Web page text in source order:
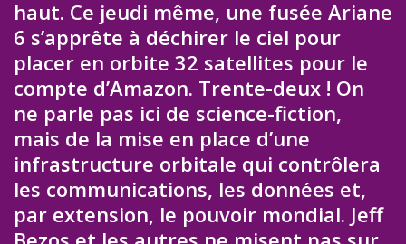
haut. Ce jeudi même, une fusée Ariane
6 s’apprête à déchirer le ciel pour
placer en orbite 32 satellites pour le
compte d’Amazon. Trente-deux ! On
ne parle pas ici de science-fiction,
mais de la mise en place d’une
infrastructure orbitale qui contrôlera
les communications, les données et,
par extension, le pouvoir mondial. Jeff